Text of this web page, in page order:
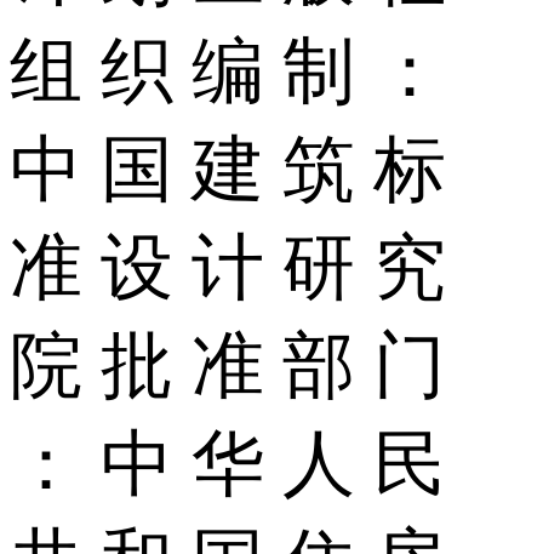
组 织 编 制 ：
中 国 建 筑 标
准 设 计 研 究
院 批 准 部 门
： 中 华 人 民